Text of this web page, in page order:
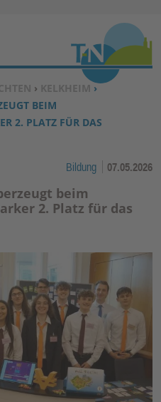
springen ↓
› KELKHEIM ›
BEIM
2. PLATZ FÜR DAS
Bildung 07.05.2026
beim
2. Platz für das